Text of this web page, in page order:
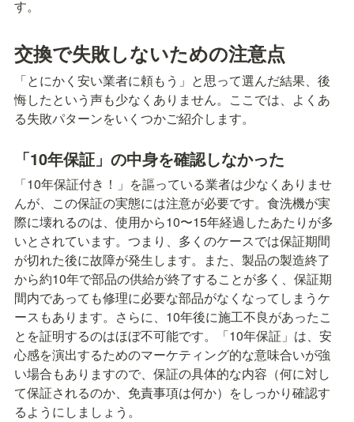
す。
交換で失敗しないための注意点
「とにかく安い業者に頼もう」と思って選んだ結果、後
悔したという声も少なくありません。ここでは、よくあ
る失敗パターンをいくつかご紹介します。
「10年保証」の中身を確認しなかった
「10年保証付き！」を謳っている業者は少なくありませ
んが、この保証の実態には注意が必要です。食洗機が実
際に壊れるのは、使用から10〜15年経過したあたりが多
いとされています。つまり、多くのケースでは保証期間
が切れた後に故障が発生します。また、製品の製造終了
から約10年で部品の供給が終了することが多く、保証期
間内であっても修理に必要な部品がなくなってしまうケ
ースもあります。さらに、10年後に施工不良があったこ
とを証明するのはほぼ不可能です。「10年保証」は、安
心感を演出するためのマーケティング的な意味合いが強
い場合もありますので、保証の具体的な内容（何に対し
て保証されるのか、免責事項は何か）をしっかり確認す
るようにしましょう。